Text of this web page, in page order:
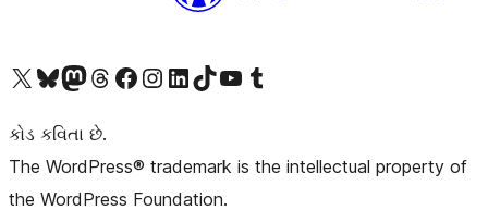
અમારા X (અગાઉ ટ્વિટર) એકાઉન્ટની મુલાકાત લોઅમારા Bluesky એકાઉન્ટની મુલાકાત લોઅમારા માસ્ટોડોન એકાઉન્ટની મુલાકાત લોઅમારા Threads એકાઉન્ટની મુલાકાત લો અમારા ફેસબુક પેજની મુલાકાત લોઅમારા ઇન્સ્ટાગ્રામ એકાઉન્ટની મુલાકાત લો અમારા LinkedIn એકાઉન્ટની મુલાકાત લોઅમારા TikTok એકાઉન્ટની મુલાકાત લોઅમારી YouTube ચેનલની મુલાકાત લો અમારા Tumblr એકાઉન્ટની મુલાકાત લો
કોડ કવિતા છે.
The WordPress® trademark is the intellectual property of
the WordPress Foundation.